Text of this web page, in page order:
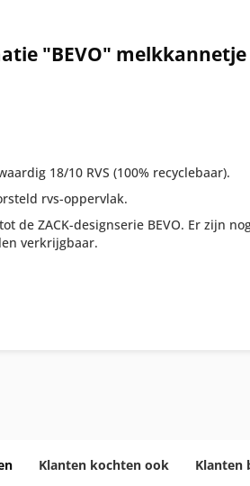
"BEVO" melkkannetje
18/10 RVS (100% recyclebaar).
rvs-oppervlak.
de ZACK-designserie BEVO. Er zijn
verkrijgbaar.
Klanten kochten ook Klanten